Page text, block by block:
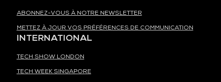
ABONNEZ-VOUS À NOTRE NEWSLETTER
METTEZ À JOUR VOS PRÉFÉRENCES DE COMMUNICATION
INTERNATIONAL
TECH SHOW LONDON
TECH WEEK SINGAPORE